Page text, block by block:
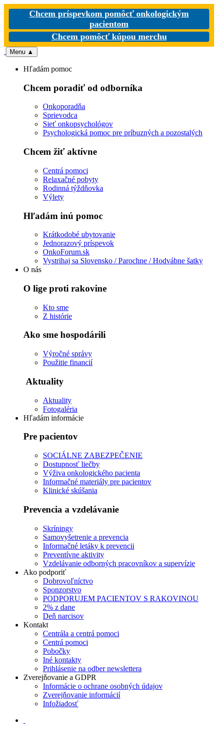
Chcem príspevkom pomôcť onkologickým
pacientom
Chcem pomôcť kúpou merchu
Menu ▲
Hľadám pomoc
Chcem poradiť od odborníka
Onkoporadňa
Sprievodca
Sieť onkopsychológov
Psychologická pomoc pre príbuzných a pozostalých
Chcem žiť aktívne
Centrá pomoci
Relaxačné pobyty
Rodinná týždňovka
Výlety
Hľadám inú pomoc
Krátkodobé ubytovanie
Jednorazový príspevok
OnkoForum.sk
Vystrihaj sa Slovensko / Parochne / Hodvábne šatky
O nás
O lige proti rakovine
Kto sme
Z histórie
Ako sme hospodárili
Výročné správy
Použitie financií
Aktuality
Aktuality
Fotogaléria
Hľadám informácie
Pre pacientov
SOCIÁLNE ZABEZPEČENIE
Dostupnosť liečby
Výživa onkologického pacienta
Informačné materiály pre pacientov
Klinické skúšania
Prevencia a vzdelávanie
Skríningy
Samovyšetrenie a prevencia
Informačné letáky k prevencii
Preventívne aktivity
Vzdelávanie odborných pracovníkov a supervízie
Ako podporiť
Dobrovoľníctvo
Sponzorstvo
PODPORUJEM PACIENTOV S RAKOVINOU
2% z dane
Deň narcisov
Kontakt
Centrála a centrá pomoci
Centrá pomoci
Pobočky
Iné kontakty
Prihlásenie na odber newslettera
Zverejňovanie a GDPR
Informácie o ochrane osobných údajov
Zverejňovanie informácií
Infožiadosť